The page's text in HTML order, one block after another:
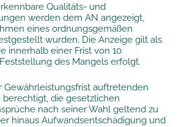
Qualitäts- und
werden dem AN angezeigt,
eines ordnungsgemäßen
wurden. Die Anzeige gilt als
innerhalb einer Frist von 10
des Mangels erfolgt.
Gewährleistungsfrist auftretenden
berechtigt, die gesetzlichen
nach seiner Wahl geltend zu
hinaus Aufwandsentschädigung und